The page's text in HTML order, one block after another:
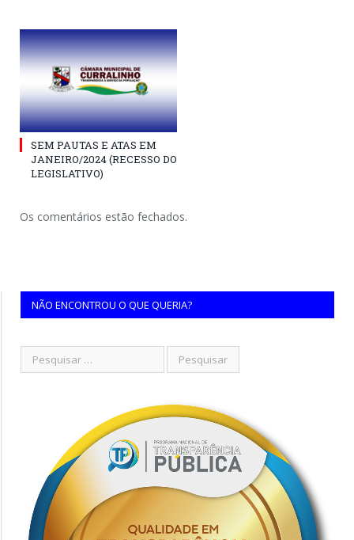
SEM PAUTAS E ATAS EM
JANEIRO/2024 (RECESSO DO
LEGISLATIVO)
Os comentários estão fechados.
NÃO ENCONTROU O QUE QUERIA?